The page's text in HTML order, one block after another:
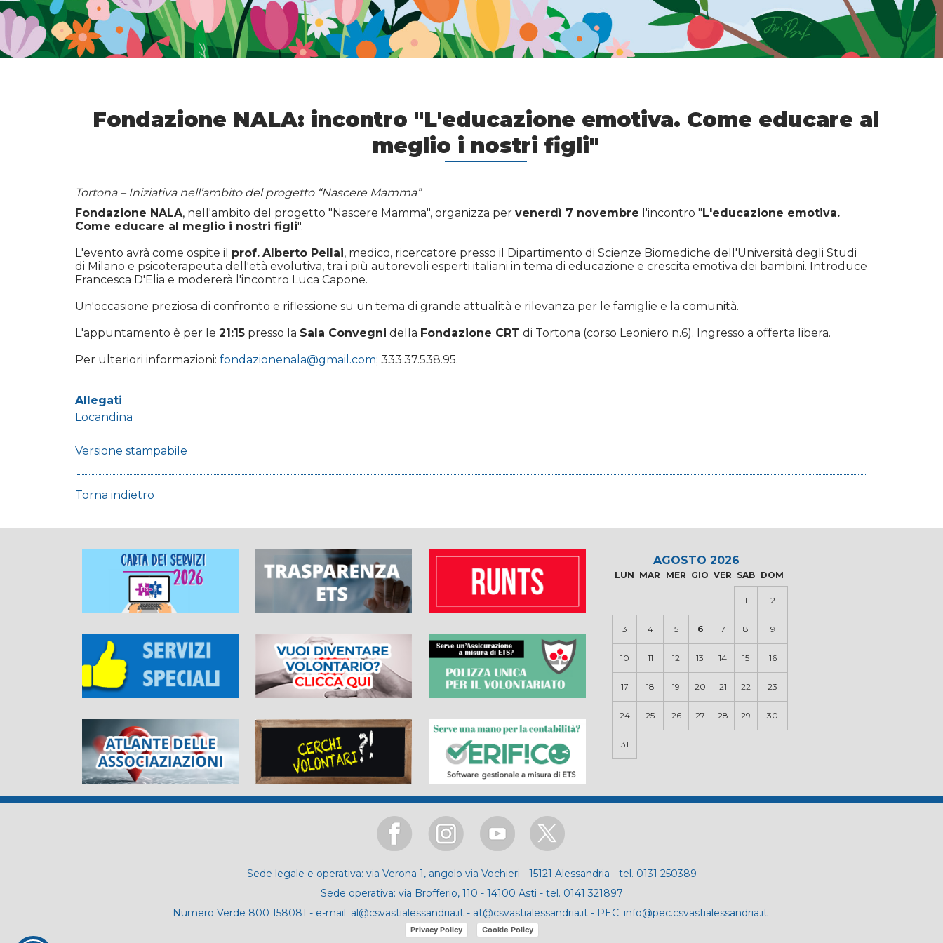
Fondazione NALA: incontro "L'educazione emotiva. Come educare al
meglio i nostri figli"
Tortona – Iniziativa nell’ambito del progetto “Nascere Mamma”
Fondazione NALA, nell'ambito del progetto "Nascere Mamma", organizza per venerdì 7 novembre l'incontro "L'educazione emotiva.
Come educare al meglio i nostri figli".
L'evento avrà come ospite il prof. Alberto Pellai, medico, ricercatore presso il Dipartimento di Scienze Biomediche dell'Università degli Studi
di Milano e psicoterapeuta dell'età evolutiva, tra i più autorevoli esperti italiani in tema di educazione e crescita emotiva dei bambini. Introduce
Francesca D'Elia e modererà l'incontro Luca Capone.
Un'occasione preziosa di confronto e riflessione su un tema di grande attualità e rilevanza per le famiglie e la comunità.
L'appuntamento è per le 21:15 presso la Sala Convegni della Fondazione CRT di Tortona (corso Leoniero n.6). Ingresso a offerta libera.
Per ulteriori informazioni: fondazionenala@gmail.com; 333.37.538.95.
Allegati
Locandina
Versione stampabile
Torna indietro
AGOSTO 2026
LUN MAR MER GIO VER SAB DOM
1 2
3 4 5 6 7 8 9
10 11 12 13 14 15 16
17 18 19 20 21 22 23
24 25 26 27 28 29 30
31
Sede legale e operativa: via Verona 1, angolo via Vochieri - 15121 Alessandria - tel. 0131 250389
Sede operativa: via Brofferio, 110 - 14100 Asti - tel. 0141 321897
Numero Verde 800 158081 - e-mail: al@csvastialessandria.it - at@csvastialessandria.it - PEC: info@pec.csvastialessandria.it
Privacy Policy Cookie Policy